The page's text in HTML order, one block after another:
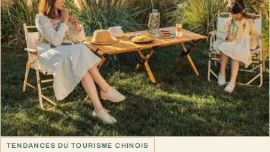
TENDANCES DU TOURISME CHINOIS